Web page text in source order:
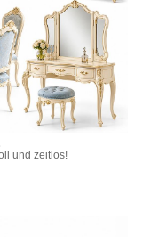
und zeitlos!